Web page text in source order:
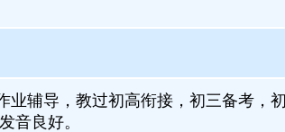
业辅导，教过初高衔接，初三备考，
音良好。